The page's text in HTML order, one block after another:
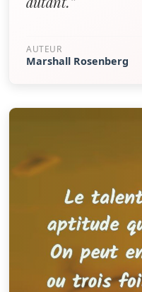
AUTEUR
Marshall Rosenberg